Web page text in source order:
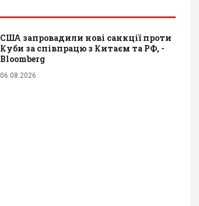
США запровадили нові санкції проти
Куби за співпрацю з Китаєм та РФ, -
Bloomberg
06.08.2026